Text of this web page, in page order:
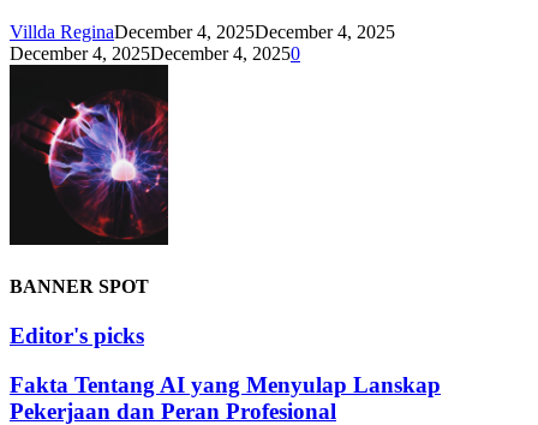
Villda ReginaDecember 4, 2025December 4, 2025
December 4, 2025December 4, 20250
BANNER SPOT
Editor's picks
Fakta Tentang AI yang Menyulap Lanskap
Pekerjaan dan Peran Profesional